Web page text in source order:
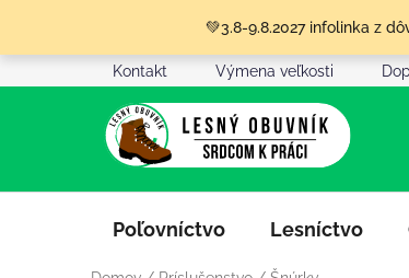
obsah
💚3.8-9.8.2027 infolinka z
Kontakt Výmena veľkosti
Poľovníctvo Lesníctvo